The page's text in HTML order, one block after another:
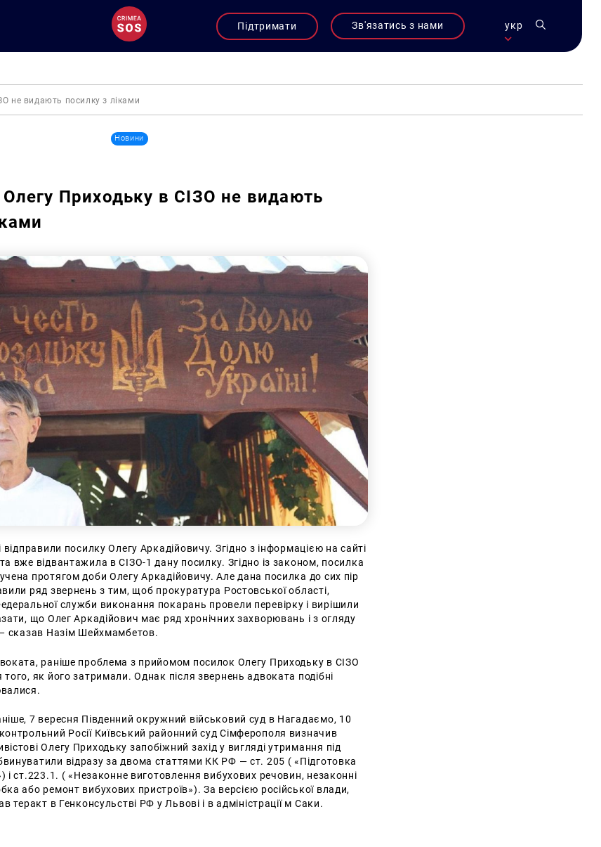
Підтримати Зв'язатись з нами укр
не видають посилку з ліками
Новини
Олегу Приходьку в СІЗО не видають
відправили посилку Олегу Аркадійовичу. Згідно з інформацією на сайті
вже відвантажила в СІЗО-1 дану посилку. Згідно із законом, посилка
протягом доби Олегу Аркадійовичу. Але дана посилка до сих пір
ряд звернень з тим, щоб прокуратура Ростовської області,
служби виконання покарань провели перевірку і вирішили
що Олег Аркадійович має ряд хронічних захворювань і з огляду
сказав Назім Шейхмамбетов.
раніше проблема з прийомом посилок Олегу Приходьку в СІЗО
як його затримали. Однак після звернень адвоката подібні
7 вересня Південний окружний військовий суд в Нагадаємо, 10
Росії Київський районний суд Сімферополя визначив
Олегу Приходьку запобіжний захід у вигляді утримання під
відразу за двома статтями КК РФ — ст. 205 ( «Підготовка
і ст.223.1. ( «Незаконне виготовлення вибухових речовин, незаконні
або ремонт вибухових пристроїв»). За версією російської влади,
теракт в Генконсульстві РФ у Львові і в адміністрації м Саки.